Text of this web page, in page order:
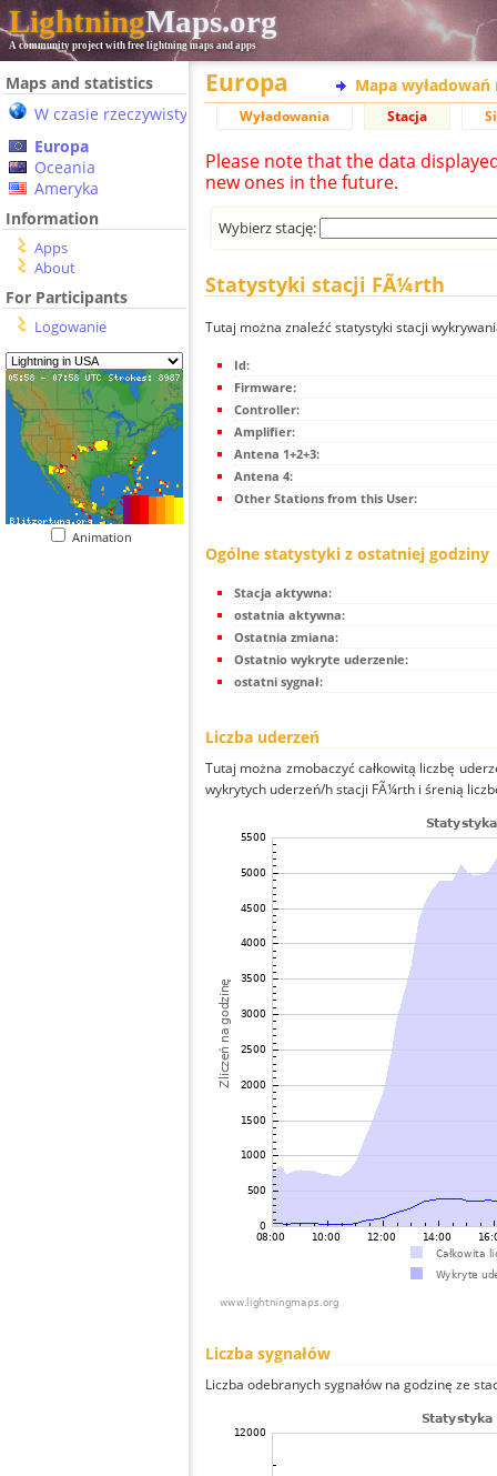
LightningMaps.org
A community project with free lightning maps and apps
Maps and statistics
W czasie rzeczywistym
Europa
Oceania
Ameryka
Information
Apps
About
For Participants
Logowanie
Animation
Europa Mapa wyładowań
Wyładowania Stacja
Please note that the data
new ones in the future.
Wybierz stację:
Statystyki stacji FÃ¼rth
Tutaj można znaleźć statystyki stacji
Id:
Firmware:
Controller:
Amplifier:
Antena 1+2+3:
Antena 4:
Other Stations from this User:
Ogólne statystyki z ostatniej godziny
Stacja aktywna:
ostatnia aktywna:
Ostatnia zmiana:
Ostatnio wykryte uderzenie:
ostatni sygnał:
Liczba uderzeń
Tutaj można zmobaczyć całkowitą liczbę
wykrytych uderzeń/h stacji FÃ¼rth i śrenią
Liczba sygnałów
Liczba odebranych sygnałów na godzinę ze